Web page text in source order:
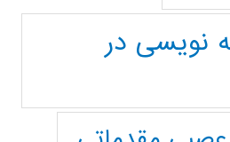
نویسی در